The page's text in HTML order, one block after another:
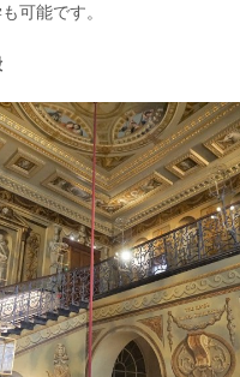
可能です。